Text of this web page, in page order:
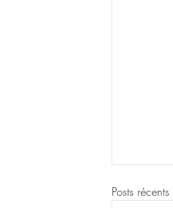
Posts récents